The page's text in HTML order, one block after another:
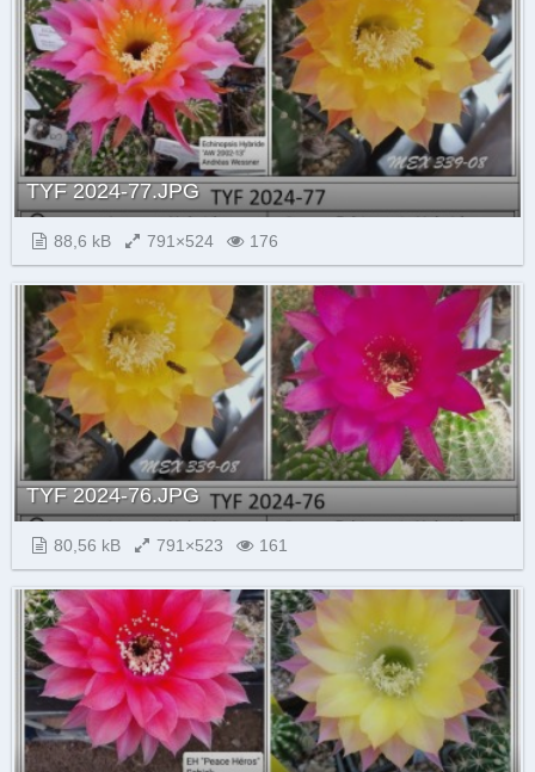
TYF 2024-77.JPG
88,6 kB 791×524 176
TYF 2024-76.JPG
80,56 kB 791×523 161